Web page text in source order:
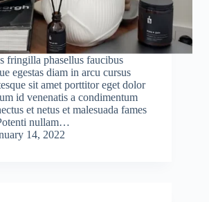
fringilla phasellus faucibus
egestas diam in arcu cursus
sit amet porttitor eget dolor
id venenatis a condimentum
et netus et malesuada fames
nullam…
14, 2022